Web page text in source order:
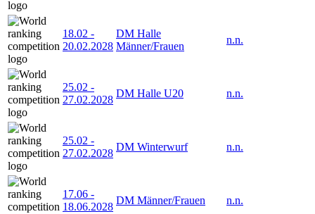
18.02 -
20.02.2028
DM Halle
Männer/Frauen
n.n.
25.02 -
27.02.2028
DM Halle U20 n.n.
25.02 -
27.02.2028
DM Winterwurf n.n.
17.06 -
18.06.2028
DM Männer/Frauen n.n.